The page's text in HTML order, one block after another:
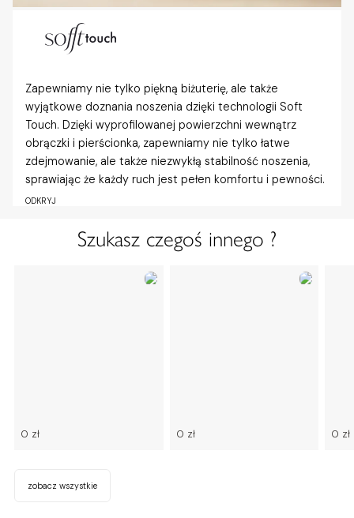
Zapewniamy nie tylko piękną biżuterię, ale także
wyjątkowe doznania noszenia dzięki technologii Soft
Touch. Dzięki wyprofilowanej powierzchni wewnątrz
obrączki i pierścionka, zapewniamy nie tylko łatwe
zdejmowanie, ale także niezwykłą stabilność noszenia,
sprawiając że każdy ruch jest pełen komfortu i pewności.
ODKRYJ
Szukasz czegoś innego ?
0 zł 0 zł 0 zł
zobacz wszystkie